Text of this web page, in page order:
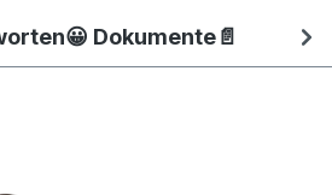
Dokumente📄